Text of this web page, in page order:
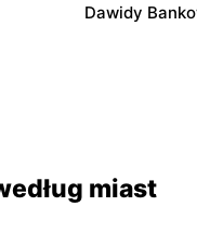
Dawidy
Ożarów
Jabłonna, ul.
miast